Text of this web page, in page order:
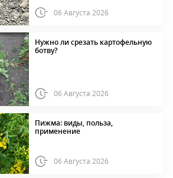
06 Августа 2026
Нужно ли срезать картофельную
ботву?
06 Августа 2026
Пижма: виды, польза,
применение
06 Августа 2026